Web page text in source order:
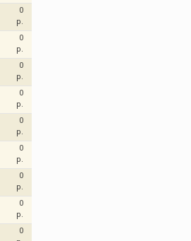
0
p.
0
p.
0
p.
0
p.
0
p.
0
p.
0
p.
0
p.
0